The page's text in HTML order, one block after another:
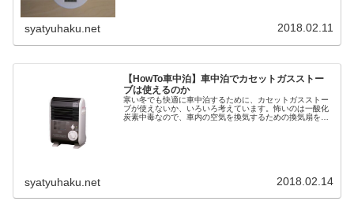
syatyuhaku.net 2018.02.11
【HowTo車中泊】車中泊でカセットガスストー
ブは使えるのか
寒い冬でも快適に車中泊するために、カセットガスストー
ブが使えないか、いろいろ考えています。怖いのは一酸化
炭素中毒なので、車内の空気を換気するための換気扇を自
syatyuhaku.net 2018.02.14